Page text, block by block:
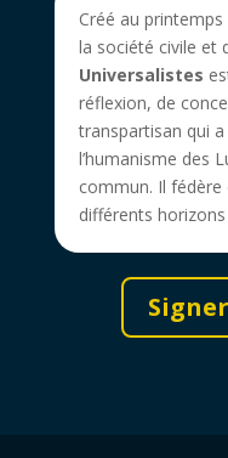
Créé au
la société civile et
Universalistes
réflexion, de
transpartisan qui
l’humanisme des
commun. Il fédère
différents